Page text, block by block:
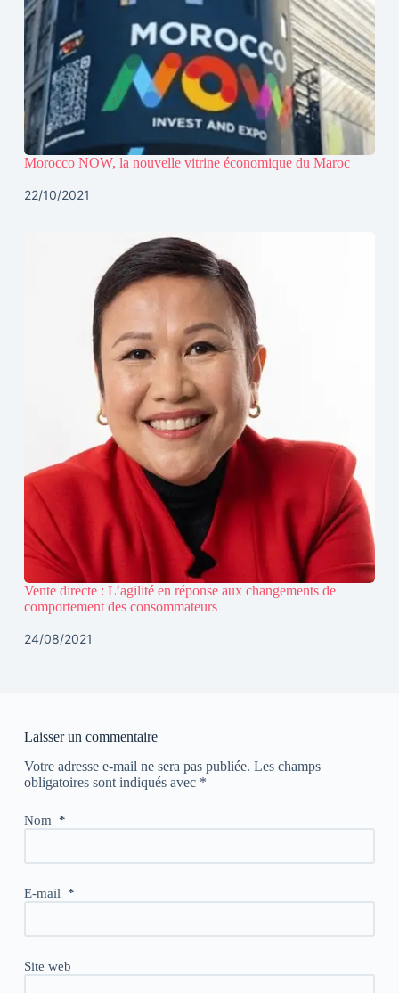
Morocco NOW, la nouvelle vitrine économique du Maroc
22/10/2021
Vente directe : L’agilité en réponse aux changements de
comportement des consommateurs
24/08/2021
Laisser un commentaire
Votre adresse e-mail ne sera pas publiée. Les champs
obligatoires sont indiqués avec *
Nom *
E-mail *
Site web